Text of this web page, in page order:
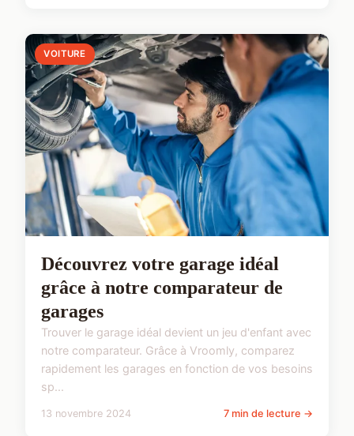
VOITURE
Découvrez votre garage idéal
grâce à notre comparateur de
garages
Trouver le garage idéal devient un jeu d'enfant avec
notre comparateur. Grâce à Vroomly, comparez
rapidement les garages en fonction de vos besoins
sp...
13 novembre 2024 7 min de lecture →